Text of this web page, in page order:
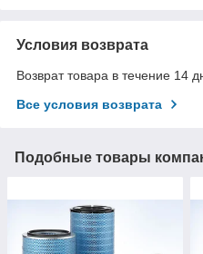
Условия возврата
Возврат товара в течение 14
Все условия возврата
Подобные товары